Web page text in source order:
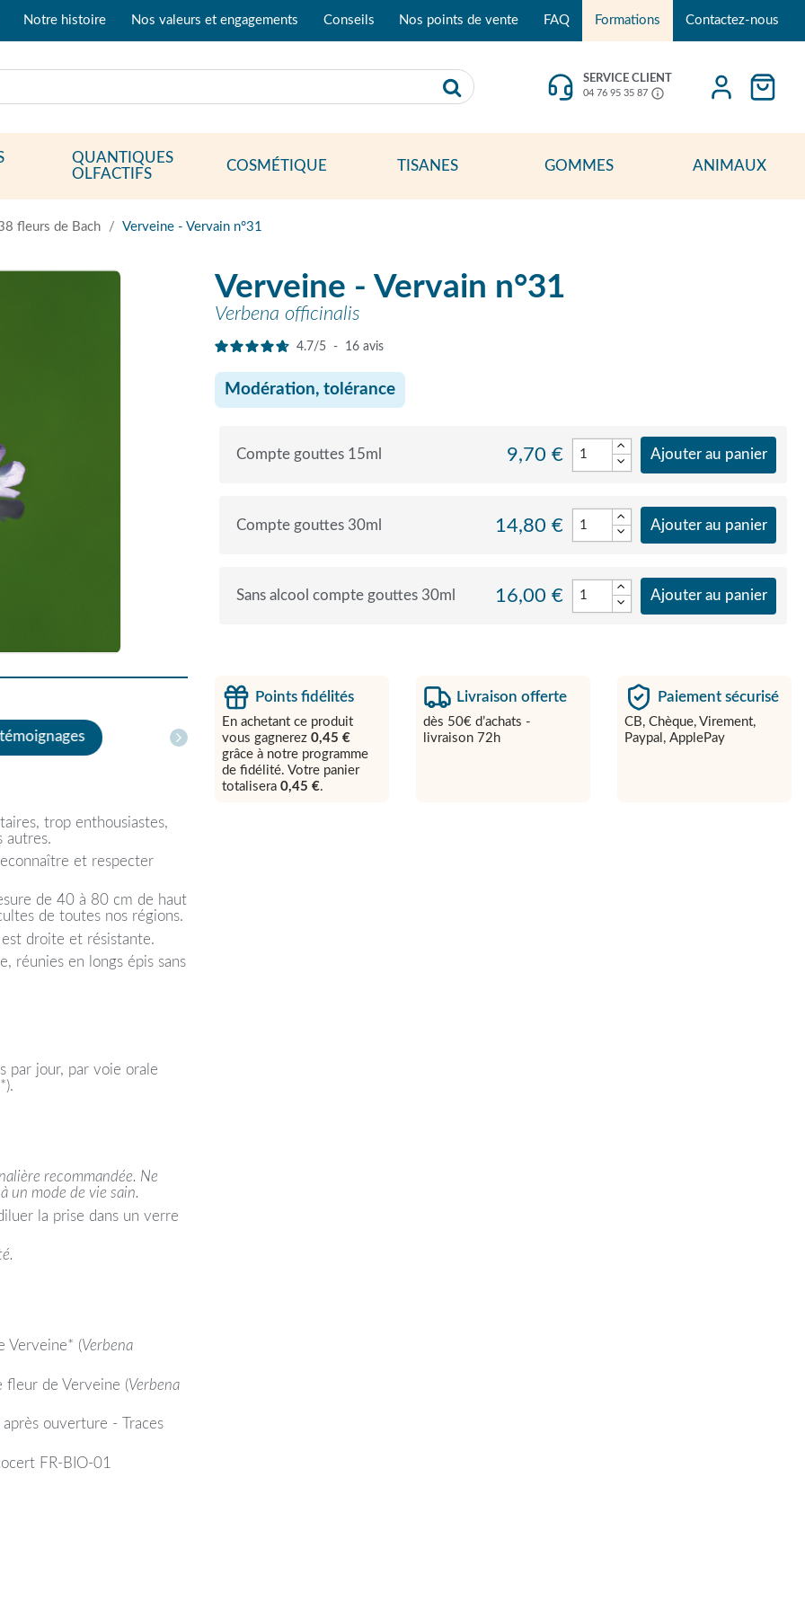
Contactez-nous
Formations
FAQ
Nos points de vente
Conseils
Nos valeurs et engagements
Notre histoire
SERVICE CLIENT
04 76 95 35 87
QUANTIQUES
OLFACTIFS
COSMÉTIQUE TISANES GOMMES ANIMAUX
fleurs de Bach Verveine - Vervain n°31
Verveine - Vervain n°31
Verbena officinalis
4.7/5 - 16 avis
Modération, tolérance
Compte gouttes 15ml 9,70 € Ajouter au panier
Compte gouttes 30ml 14,80 € Ajouter au panier
Sans alcool compte gouttes 30ml 16,00 € Ajouter au panier
Points fidélités
En achetant ce produit
vous gagnerez 0,45 €
grâce à notre programme
de fidélité. Votre panier
totalisera 0,45 €.
Livraison offerte
dès 50€ d’achats -
livraison 72h
Paiement sécurisé
CB, Chèque, Virement,
Paypal, ApplePay
trop enthousiastes,
autres.
et respecter
de 40 à 80 cm de haut
de toutes nos régions.
droite et résistante.
réunies en longs épis sans
par jour, par voie orale
recommandée. Ne
un mode de vie sain.
la prise dans un verre
Verveine* (Verbena
fleur de Verveine (Verbena
ouverture - Traces
FR-BIO-01